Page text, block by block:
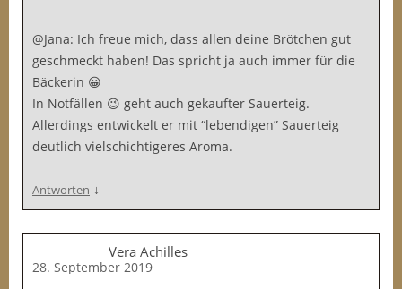
@Jana: Ich freue mich, dass allen deine Brötchen gut
geschmeckt haben! Das spricht ja auch immer für die
Bäckerin 😀
In Notfällen 😉 geht auch gekaufter Sauerteig.
Allerdings entwickelt er mit “lebendigen” Sauerteig
deutlich vielschichtigeres Aroma.
Antworten ↓
Vera Achilles
28. September 2019